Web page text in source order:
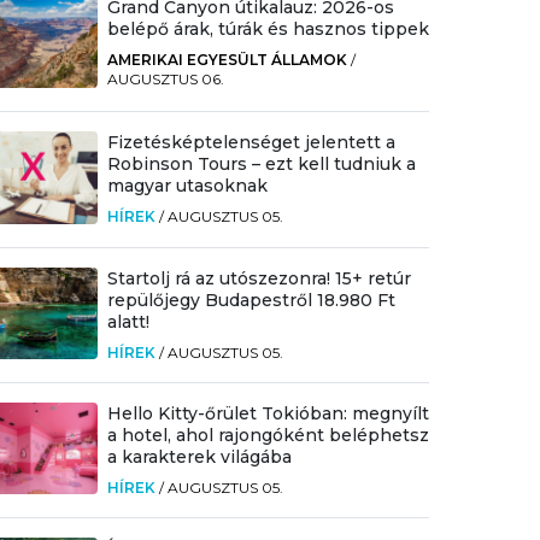
Grand Canyon útikalauz: 2026-os
belépő árak, túrák és hasznos tippek
AMERIKAI EGYESÜLT ÁLLAMOK /
AUGUSZTUS 06.
Fizetésképtelenséget jelentett a
Robinson Tours – ezt kell tudniuk a
magyar utasoknak
HÍREK /AUGUSZTUS 05.
Startolj rá az utószezonra! 15+ retúr
repülőjegy Budapestről 18.980 Ft
alatt!
HÍREK /AUGUSZTUS 05.
Hello Kitty-őrület Tokióban: megnyílt
a hotel, ahol rajongóként beléphetsz
a karakterek világába
HÍREK /AUGUSZTUS 05.